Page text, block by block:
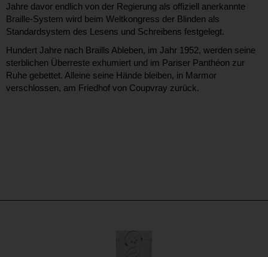
Jahre davor endlich von der Regierung als offiziell anerkannte
Braille-System wird beim Weltkongress der Blinden als
Standardsystem des Lesens und Schreibens festgelegt.
Hundert Jahre nach Braills Ableben, im Jahr 1952, werden seine
sterblichen Überreste exhumiert und im Pariser Panthéon zur
Ruhe gebettet. Alleine seine Hände bleiben, in Marmor
verschlossen, am Friedhof von Coupvray zurück.